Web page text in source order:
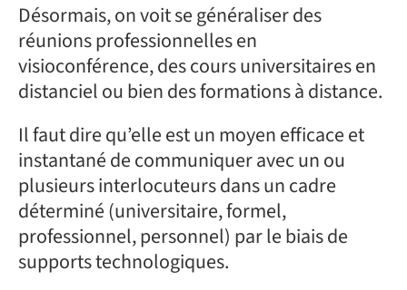
Désormais, on voit se généraliser des
réunions professionnelles en
visioconférence, des cours universitaires en
distanciel ou bien des formations à distance.
Il faut dire qu’elle est un moyen efficace et
instantané de communiquer avec un ou
plusieurs interlocuteurs dans un cadre
déterminé (universitaire, formel,
professionnel, personnel) par le biais de
supports technologiques.